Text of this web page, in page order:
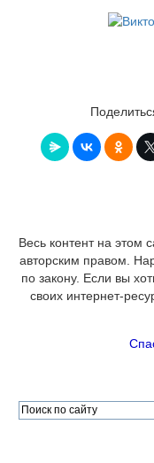
Весь контент на этом
авторским правом.
по закону. Если вы
своих интернет-